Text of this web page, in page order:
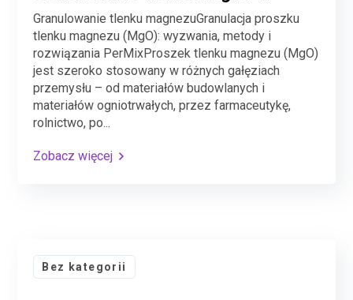
Granulowanie tlenku magnezuGranulacja proszku
tlenku magnezu (MgO): wyzwania, metody i
rozwiązania PerMixProszek tlenku magnezu (MgO)
jest szeroko stosowany w różnych gałęziach
przemysłu – od materiałów budowlanych i
materiałów ogniotrwałych, przez farmaceutykę,
rolnictwo, po...
Zobacz więcej
Bez kategorii